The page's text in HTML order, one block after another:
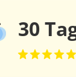
30